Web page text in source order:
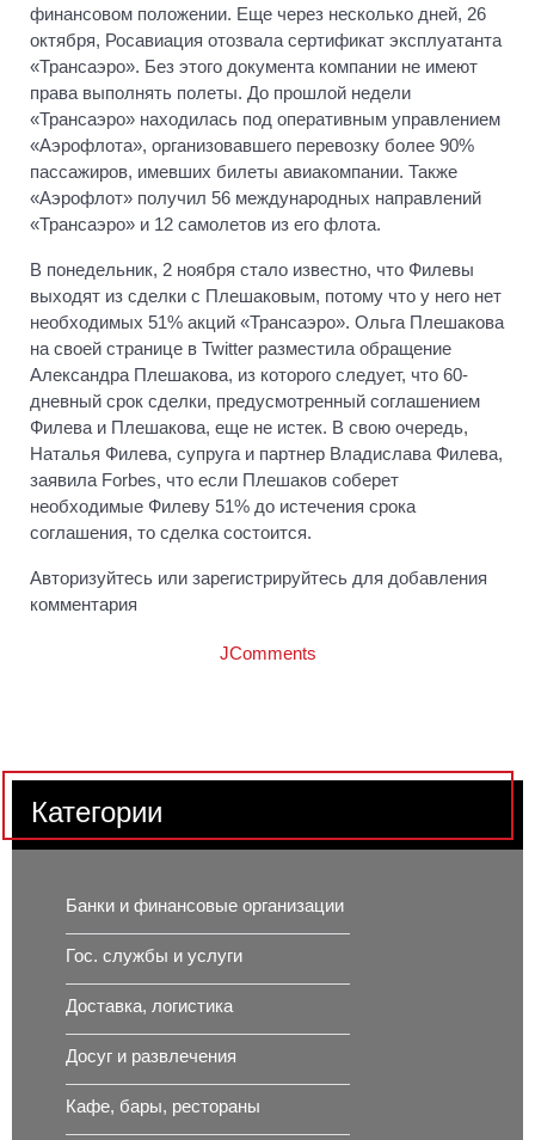
финансовом положении. Еще через несколько дней, 26
октября, Росавиация отозвала сертификат эксплуатанта
«Трансаэро». Без этого документа компании не имеют
права выполнять полеты. До прошлой недели
«Трансаэро» находилась под оперативным управлением
«Аэрофлота», организовавшего перевозку более 90%
пассажиров, имевших билеты авиакомпании. Также
«Аэрофлот» получил 56 международных направлений
«Трансаэро» и 12 самолетов из его флота.
В понедельник, 2 ноября стало известно, что Филевы
выходят из сделки с Плешаковым, потому что у него нет
необходимых 51% акций «Трансаэро». Ольга Плешакова
на своей странице в Twitter разместила обращение
Александра Плешакова, из которого следует, что 60-
дневный срок сделки, предусмотренный соглашением
Филева и Плешакова, еще не истек. В свою очередь,
Наталья Филева, супруга и партнер Владислава Филева,
заявила Forbes, что если Плешаков соберет
необходимые Филеву 51% до истечения срока
соглашения, то сделка состоится.
Авторизуйтесь или зарегистрируйтесь для добавления
комментария
JComments
Категории
Банки и финансовые организации
Гос. службы и услуги
Доставка, логистика
Досуг и развлечения
Кафе, бары, рестораны